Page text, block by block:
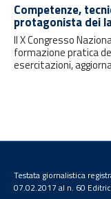
Competenze,
protagonista dei
Il X Congresso
formazione pratica
esercitazioni,
Testata giornalistica
07.02.2017 al n. 60